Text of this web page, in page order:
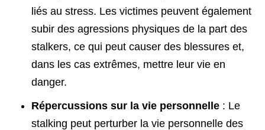
liés au stress. Les victimes peuvent également
subir des agressions physiques de la part des
stalkers, ce qui peut causer des blessures et,
dans les cas extrêmes, mettre leur vie en
danger.
Répercussions sur la vie personnelle : Le
stalking peut perturber la vie personnelle des